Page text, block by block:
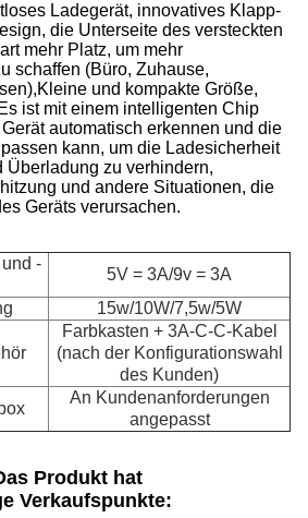
Ladegerät, innovatives Klapp-
die Unterseite des versteckten
mehr Platz, um mehr
schaffen (Büro, Zuhause,
und kompakte Größe,
ist mit einem intelligenten Chip
automatisch erkennen und die
kann, um die Ladesicherheit
Überladung zu verhindern,
und andere Situationen, die
Geräts verursachen.
-
5V = 3A/9v = 3A
15w/10W/7,5w/5W
Farbkasten + 3A-C-C-Kabel
(nach der Konfigurationswahl
des Kunden)
An Kundenanforderungen
angepasst
Produkt hat
Verkaufspunkte: